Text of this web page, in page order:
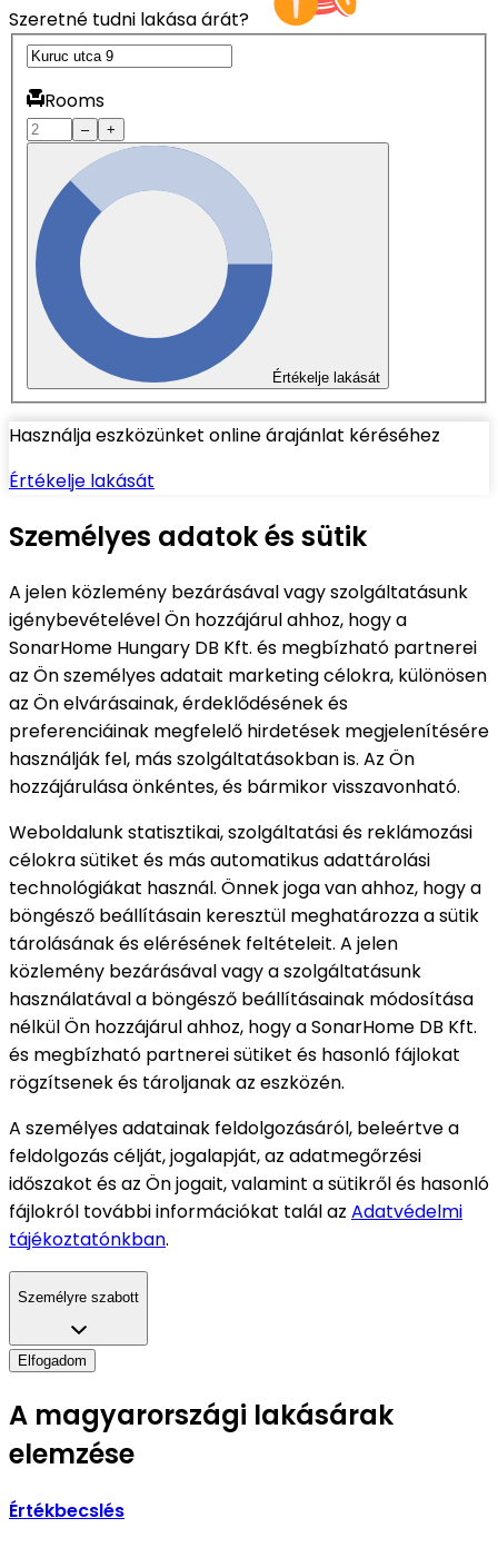
Szeretné tudni lakása árát?
Rooms
– +
Értékelje lakását
Használja eszközünket online árajánlat kéréséhez
Értékelje lakását
Személyes adatok és sütik
A jelen közlemény bezárásával vagy szolgáltatásunk
igénybevételével Ön hozzájárul ahhoz, hogy a
SonarHome Hungary DB Kft. és megbízható partnerei
az Ön személyes adatait marketing célokra, különösen
az Ön elvárásainak, érdeklődésének és
preferenciáinak megfelelő hirdetések megjelenítésére
használják fel, más szolgáltatásokban is. Az Ön
hozzájárulása önkéntes, és bármikor visszavonható.
Weboldalunk statisztikai, szolgáltatási és reklámozási
célokra sütiket és más automatikus adattárolási
technológiákat használ. Önnek joga van ahhoz, hogy a
böngésző beállításain keresztül meghatározza a sütik
tárolásának és elérésének feltételeit. A jelen
közlemény bezárásával vagy a szolgáltatásunk
használatával a böngésző beállításainak módosítása
nélkül Ön hozzájárul ahhoz, hogy a SonarHome DB Kft.
és megbízható partnerei sütiket és hasonló fájlokat
rögzítsenek és tároljanak az eszközén.
A személyes adatainak feldolgozásáról, beleértve a
feldolgozás célját, jogalapját, az adatmegőrzési
időszakot és az Ön jogait, valamint a sütikről és hasonló
fájlokról további információkat talál az Adatvédelmi
tájékoztatónkban.
Személyre szabott
Elfogadom
A magyarországi lakásárak
elemzése
Értékbecslés